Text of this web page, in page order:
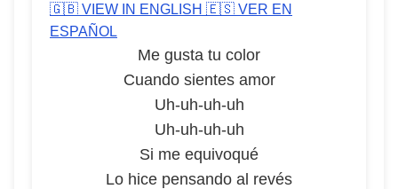
🇬🇧 VIEW IN ENGLISH 🇪🇸 VER EN
ESPAÑOL
Me gusta tu color
Cuando sientes amor
Uh-uh-uh-uh
Uh-uh-uh-uh
Si me equivoqué
Lo hice pensando al revés